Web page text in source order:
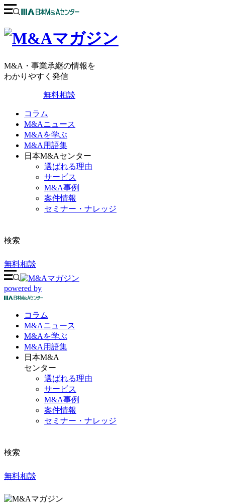
M&A・事業承継の情報を
わかりやすく発信
無料相談
コラム
M&Aニュース
M&Aを学ぶ
M&A用語集
日本M&Aセンター
選ばれる理由
サービス
M&A事例
案件情報
セミナー・ナレッジ
検索
無料相談
powered by
コラム
M&Aニュース
M&Aを学ぶ
M&A 用語集
日本M&A
センター
選ばれる理由
サービス
M&A事例
案件情報
セミナー・ナレッジ
検索
無料相談